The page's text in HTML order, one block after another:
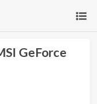
GeForce